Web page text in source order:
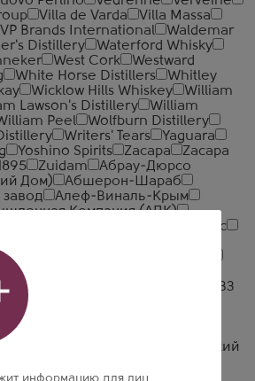
Villa de Varda
Villa Massa
VP Brands International
Waldemar
Distillery
Waterford Whisky
West Cork
Westward
White Horse Distillers
Whitley
Wicklow Hills Whiskey
William
Lawson's Distillery
William
Peel
Wolfburn Distillery
Writers' Tears
Yaguara
Yoshino Spirits Zacapa
Zacapa
Zuidam
Абрау-Дюрсо
Дом)
Абшерон-Шараб
Алеф-Виналь-Крым
Компания (АПК)
Группа
Альфа Люкс
Арсенал Вин
Веди Алко
Великоустюгский ЛВЗ
ВКК Русь
Алко
Ерасхский
Иронсан Итар Глобал
информацию для лиц